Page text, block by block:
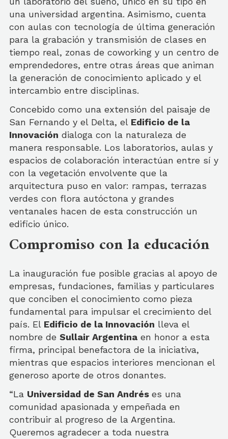
una universidad argentina. Asimismo, cuenta
con aulas con tecnología de última generación
para la grabación y transmisión de clases en
tiempo real, zonas de coworking y un centro de
emprendedores, entre otras áreas que animan
la generación de conocimiento aplicado y el
intercambio entre disciplinas.
Concebido como una extensión del paisaje de
San Fernando y el Delta, el Edificio de la
Innovación dialoga con la naturaleza de
manera responsable. Los laboratorios, aulas y
espacios de colaboración interactúan entre sí y
con la vegetación envolvente que la
arquitectura puso en valor: rampas, terrazas
verdes con flora autóctona y grandes
ventanales hacen de esta construcción un
edificio único.
Compromiso con la educación
La inauguración fue posible gracias al apoyo de
empresas, fundaciones, familias y particulares
que conciben el conocimiento como pieza
fundamental para impulsar el crecimiento del
país. El Edificio de la Innovación lleva el
nombre de Sullair Argentina en honor a esta
firma, principal benefactora de la iniciativa,
mientras que espacios interiores mencionan el
generoso aporte de otros donantes.
“La Universidad de San Andrés es una
comunidad apasionada y empeñada en
contribuir al progreso de la Argentina.
Queremos agradecer a toda nuestra